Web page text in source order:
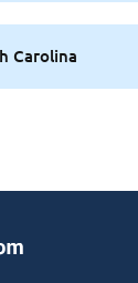
Carolina